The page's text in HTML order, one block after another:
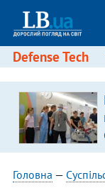
Defense Tech
Головна —